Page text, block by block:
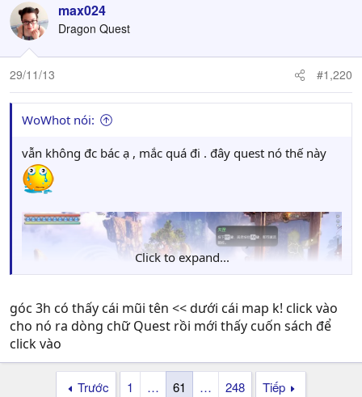
max024
Dragon Quest
29/11/13 #1,220
WoWhot nói:
vẫn không đc bác ạ , mắc quá đi . đây quest nó thế này
Click to expand...
góc 3h có thấy cái mũi tên << dưới cái map k! click vào
cho nó ra dòng chữ Quest rồi mới thấy cuốn sách để
click vào
Trước 1 … 61 … 248 Tiếp